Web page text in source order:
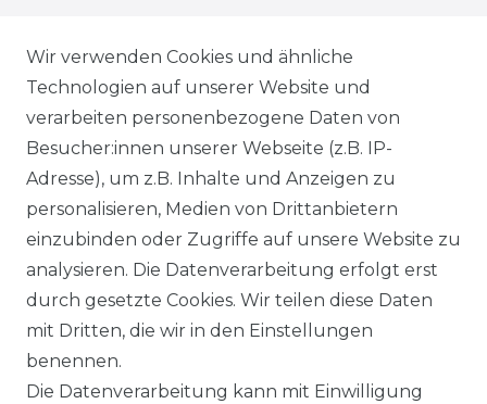
BEZAHLUNG
KLIMA- UND UMWELTSCHUTZ
LEXIKON
UNTERNEHMEN
ÜBER UNS
Wir verwenden Cookies und ähnliche
Technologien auf unserer Website und
verarbeiten personenbezogene Daten von
Besucher:innen unserer Webseite (z.B. IP-
Adresse), um z.B. Inhalte und Anzeigen zu
personalisieren, Medien von Drittanbietern
einzubinden oder Zugriffe auf unsere Website zu
analysieren. Die Datenverarbeitung erfolgt erst
durch gesetzte Cookies. Wir teilen diese Daten
mit Dritten, die wir in den Einstellungen
benennen.
Die Datenverarbeitung kann mit Einwilligung